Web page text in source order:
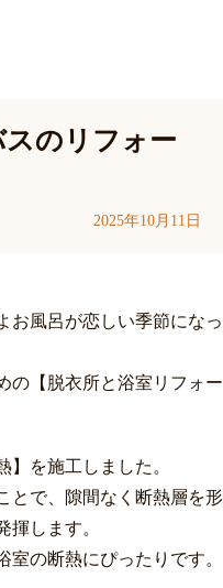
のリフォー
2025年10月11日
お風呂が恋しい季節になっ
の【脱衣所と浴室リフォー
】を施工しました。
とで、隙間なく断熱層を形
揮します。
の断熱にぴったりです。